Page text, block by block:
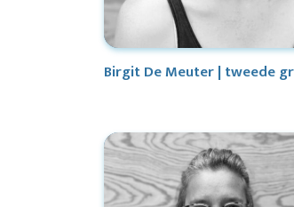
Birgit De Meuter | tweede